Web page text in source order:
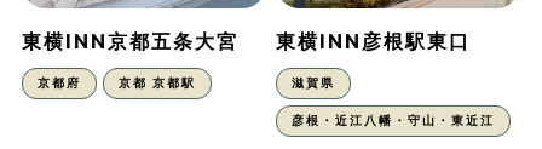
東横INN京都五条大宮
京都府 京都 京都駅
東横INN彦根駅東口
滋賀県
彦根・近江八幡・守山・東近江